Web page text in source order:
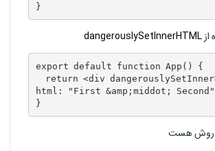
}
dangerouslySetInnerHTML
export default function App() {
html: "First &amp;middot;
}
روش هست